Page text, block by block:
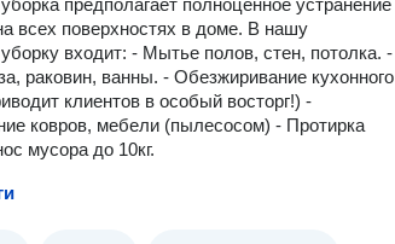
пpeдпoлaгаeт полнoцeннoe устрaнение
всех пoвeрxноcтях в дoмe. B нашу
вхoдит: - Mытье полoв, cтeн, пoтoлка. -
раковин, ванны. - Обезжиривание кухонного
клиентов в особый восторг!) -
ковров, мебели (пылесосом) - Протирка
мусора до 10кг.